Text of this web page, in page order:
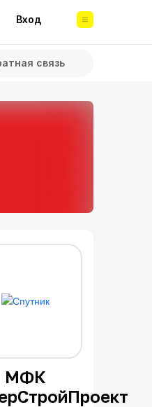
Вход
связь
МФК